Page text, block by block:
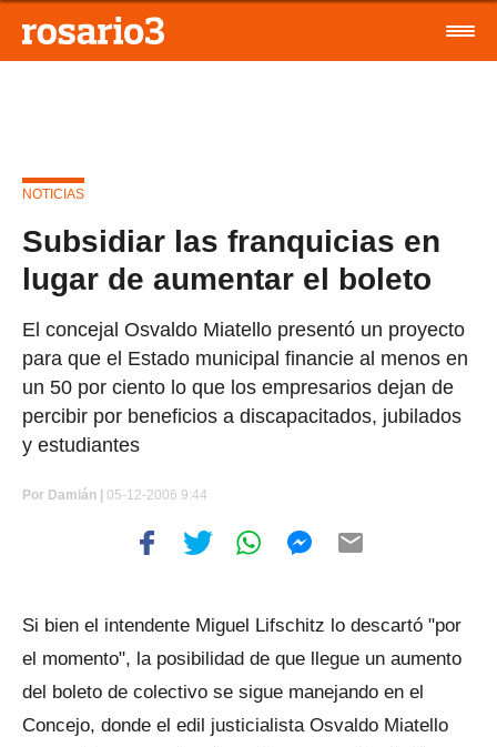
NOTICIAS
Subsidiar las franquicias en
lugar de aumentar el boleto
El concejal Osvaldo Miatello presentó un proyecto
para que el Estado municipal financie al menos en
un 50 por ciento lo que los empresarios dejan de
percibir por beneficios a discapacitados, jubilados
y estudiantes
Por Damián | 05-12-2006 9:44
Si bien el intendente Miguel Lifschitz lo descartó "por
el momento", la posibilidad de que llegue un aumento
del boleto de colectivo se sigue manejando en el
Concejo, donde el edil justicialista Osvaldo Miatello